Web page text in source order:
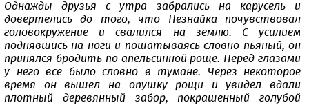
Однажды друзья с утра забрались на карусель и
довертелись до того, что Незнайка почувствовал
головокружение и свалился на землю. С усилием
поднявшись на ноги и пошатываясь словно пьяный, он
принялся бродить по апельсинной роще. Перед глазами
у него все было словно в тумане. Через некоторое
время он вышел на опушку рощи и увидел вдали
плотный деревянный забор, покрашенный голубой